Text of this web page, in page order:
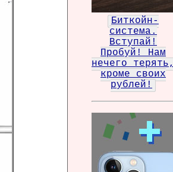
Биткойн-
система.
Вступай!
Пробуй! Нам
нечего терять,
кроме своих
рублей!